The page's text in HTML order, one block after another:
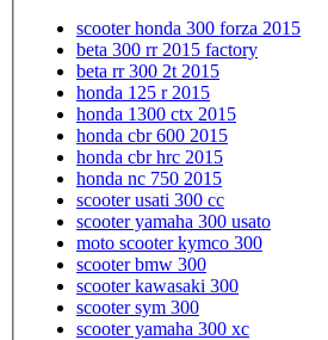
scooter honda 300 forza 2015
beta 300 rr 2015 factory
beta rr 300 2t 2015
honda 125 r 2015
honda 1300 ctx 2015
honda cbr 600 2015
honda cbr hrc 2015
honda nc 750 2015
scooter usati 300 cc
scooter yamaha 300 usato
moto scooter kymco 300
scooter bmw 300
scooter kawasaki 300
scooter sym 300
scooter yamaha 300 xc